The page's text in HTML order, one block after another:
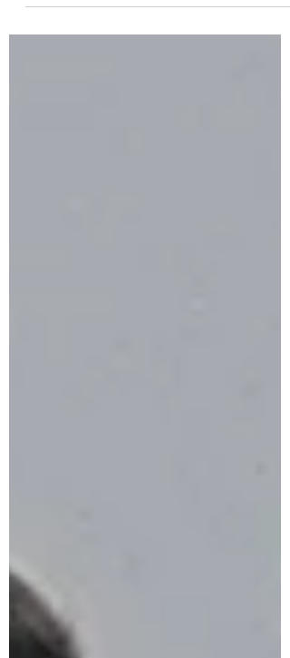
Auch das gehört zum Reisen ! Jenseits der